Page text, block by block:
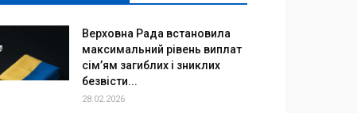
Верховна Рада встановила
максимальний рівень виплат
сім’ям загиблих і зниклих
безвісти...
28.02.2026